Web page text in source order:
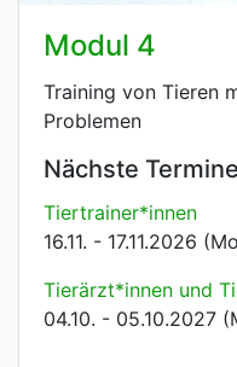
Modul 4
Training von Tieren
Problemen
Nächste Termine
Tiertrainer*innen
16.11. - 17.11.2026
Tierärzt*innen und
04.10. - 05.10.2027